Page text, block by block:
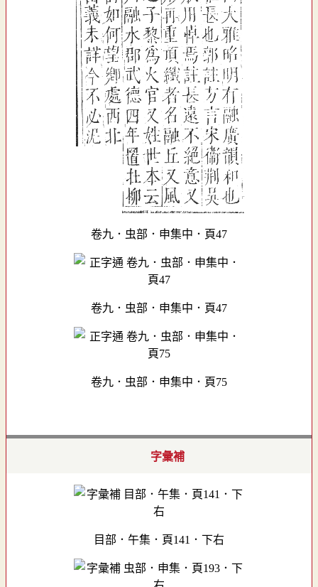
卷九．虫部．申集中．頁47
卷九．虫部．申集中．頁47
卷九．虫部．申集中．頁75
字彙補
目部．午集．頁141．下右